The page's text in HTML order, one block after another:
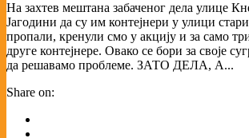
На захтев мештана забаченог дела улице
Јагодини да су им контејнери у улици
пропали, кренули смо у акцију и за само
друге контејнере. Овако се бори за своје
да решавамо проблеме. ЗАТО ДЕЛА, А...
Share on: